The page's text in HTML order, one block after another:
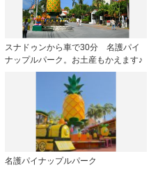
スナドゥンから車で30分 名護パイ
ナップルパーク。お土産もかえます♪
名護パイナップルパーク